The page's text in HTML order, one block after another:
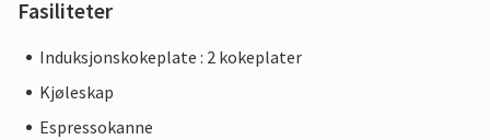
Fasiliteter
Induksjonskokeplate : 2 kokeplater
Kjøleskap
Espressokanne